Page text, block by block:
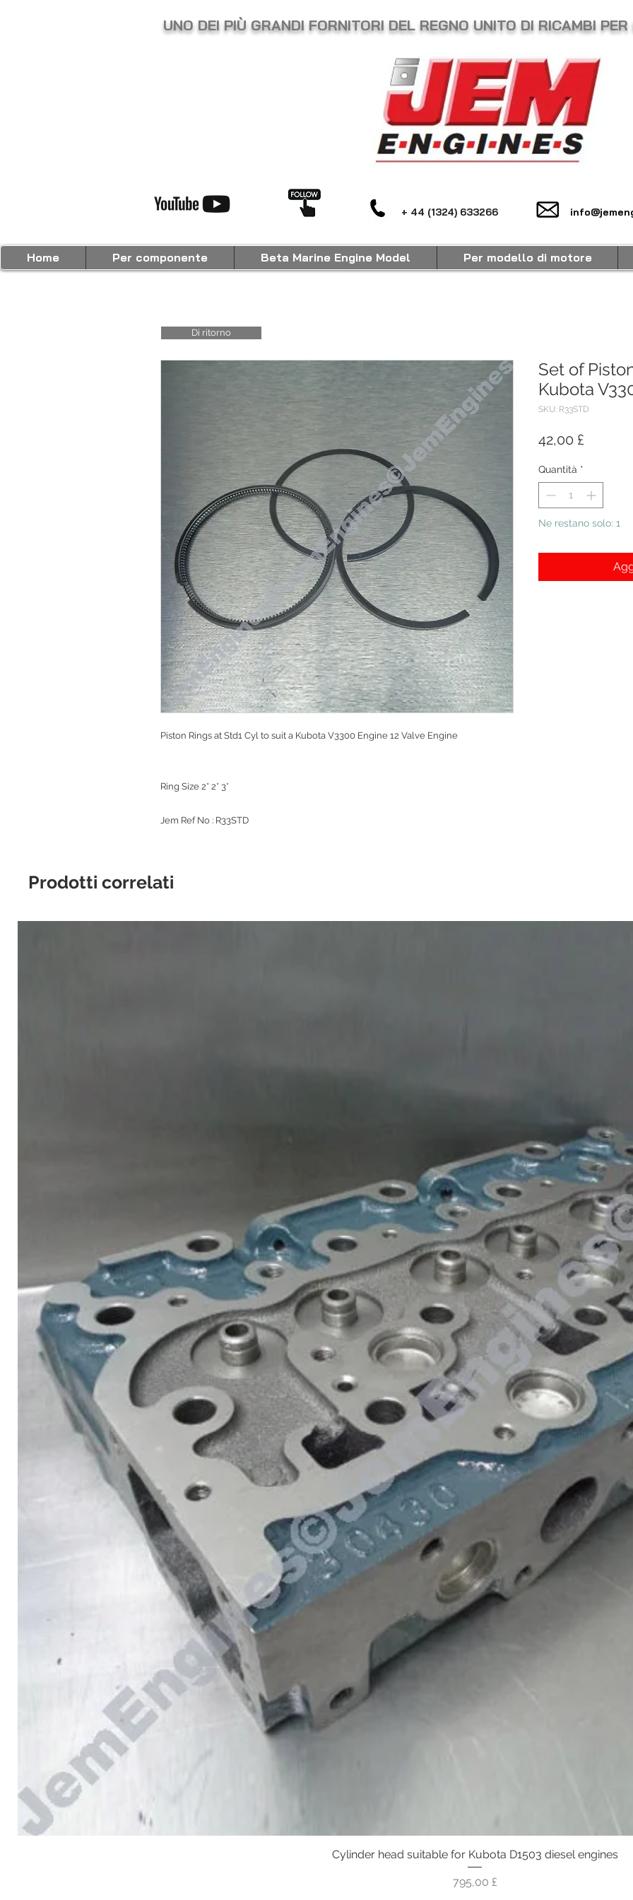
UNO DEI PIÙ GRANDI FORNITORI DEL REGNO UNITO DI RICAMBI
+ 44 (1324) 633266
Piston Rings at Std1 Cyl to suit a Kubota V3300 Engine 12 Valve Engine
Ring Size 2* 2* 3*
Jem Ref No : R33STD
Set of
Kubota
SKU: R33STD
42,00 £
Quantità *
Ne restano solo: 1
Di ritorno
Prodotti correlati
Vista rapida
Cylinder head suitable for Kubota D1503 diesel engines
Prezzo
795,00 £
Home Per componente Beta Marine Engine Model Per modello di motore